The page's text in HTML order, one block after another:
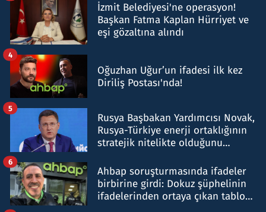
İzmit Belediyesi'ne operasyon!
Başkan Fatma Kaplan Hürriyet ve
eşi gözaltına alındı
Oğuzhan Uğur’un ifadesi ilk kez
Diriliş Postası'nda!
4
Rusya Başbakan Yardımcısı Novak,
Rusya-Türkiye enerji ortaklığının
stratejik nitelikte olduğunu
5
Ahbap soruşturmasında ifadeler
birbirine girdi: Dokuz şüphelinin
ifadelerinden ortaya çıkan tablo
6